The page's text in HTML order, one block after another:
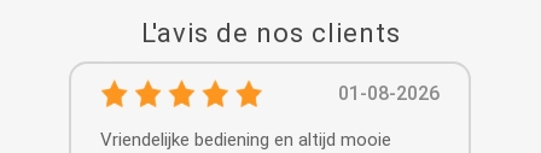
L'avis de nos clients
01-08-2026
Vriendelijke bediening en altijd mooie